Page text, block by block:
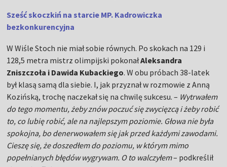
Sześć skoczkiń na starcie MP. Kadrowiczka
bezkonkurencyjna
W Wiśle Stoch nie miał sobie równych. Po skokach na 129 i
128,5 metra mistrz olimpijski pokonałAleksandra
Zniszczoła i Dawida Kubackiego. W obu próbach 38-latek
był klasą samą dla siebie. I, jak przyznał w rozmowie z Anną
Kozińską, trochę naczekał się na chwilę sukcesu. – Wytrwałem
do tego momentu, żeby znów poczuć się zwycięzcą i żeby robić
to, co lubię robić, ale na najlepszym poziomie. Głowa nie była
spokojna, bo denerwowałem się jak przed każdymi zawodami.
Cieszę się, że doszedłem do poziomu, w którym mimo
popełnianych błędów wygrywam. O to walczyłem– podkreślił